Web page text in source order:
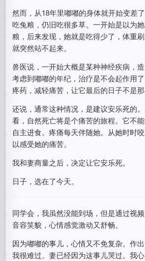
然而，从18年里嘟嘟的身体就开始变差
吃兔粮，仍旧吃很多草。一开始是以为
粮，后来发现，她就是吃得少了，体重
就突然站不起来。
兽医说，一开始大概是某种神经疾病，
考虑到嘟嘟的年纪，治疗是不会起作用
疼药，减轻痛苦，让它最后的日子不是那
还说，通常这种情况，是建议安乐死的
看，自然死亡将是个痛苦的旅程。它不
自主进食。疼痛每天伴随她。从她时时
以感受她的痛苦。
我和妻商量之后，决定让它安乐死。
日子，选在了今天。
同学会，我虽然没能到场，但是通过视
音容笑貌，心情感觉激动又舒畅。
因为嘟嘟的事儿，心情又不免复杂。作
我很难过。妻已经因为这事儿哭过。我心